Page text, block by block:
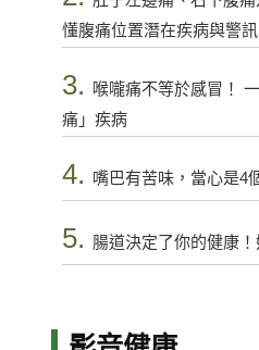
懂腹痛位置潛在疾病與警訊
3.
喉嚨痛不等於感冒！
痛」疾病
4. 嘴巴有苦味，當心是4
5. 腸道決定了你的健康